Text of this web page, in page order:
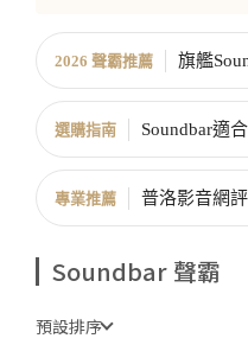
2026 聲霸推薦 旗艦
選購指南 Soundbar適
專業推薦 普洛影音網評
Soundbar 聲霸
預設排序